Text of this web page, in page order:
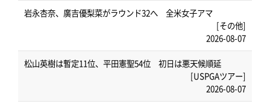
岩永杏奈、廣吉優梨菜がラウンド32へ 全米女子アマ
[その他]
2026-08-07
松山英樹は暫定11位、平田憲聖54位 初日は悪天候順延
[USPGAツアー]
2026-08-07